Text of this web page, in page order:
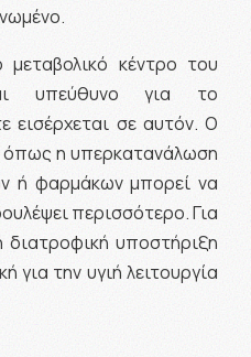
κέντρο του
υπεύθυνο για το
εισέρχεται σε αυτόν. Ο
η υπερκατανάλωση
ή φαρμάκων μπορεί να
περισσότερο. Για
διατροφική υποστήριξη
για την υγιή λειτουργία